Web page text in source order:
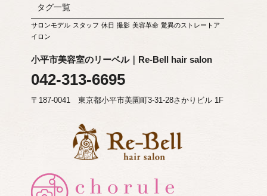
タグ一覧
サロンモデル スタッフ 休日 撮影 美容革命 驚異のストレートア
イロン
小平市美容室のリーベル｜Re-Bell hair salon
042-313-6695
〒187-0041 東京都小平市美園町3-31-28さかりビル 1F